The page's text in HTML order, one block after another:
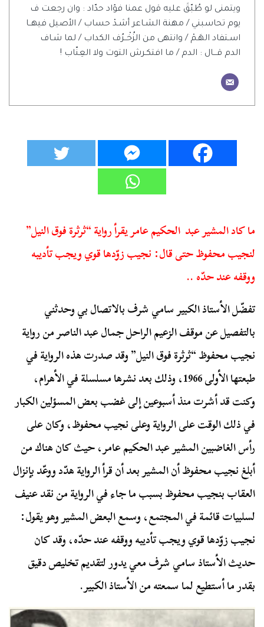
ويتمنى لو طُبّقَ عليه قول عمنا فؤاد حدّاد : وان رجعت ف
يوم تحاسبني / مهنة الشـاعر أشـدْ حساب / الأصيل فيهــا
اسـتفاد الهَـمْ / وانتهى من الزُخْــرُف الكداب / لما شـاف
الدم قـــال : الدم / ما افتكـرش التوت ولا العِنّاب !
ما كاد المشير عبد الحكيم عامر يقرأ رواية “ثرثرة فوق النيل”
لنجيب محفوظ حتى قال: نجيب زوّدها قوي ويجب تأديبه
ووقفه عند حدّه ..
تفضّل الأستاذ الكبير سامي شرف بالاتصال بي وحدثني
بالتفصيل عن موقف الزعيم الراحل جمال عبد الناصر من رواية
نجيب محفوظ “ثرثرة فوق النيل” وقد صدرت هذه الرواية في
طبعتها الأولى 1966، وذلك بعد نشرها مسلسلة في الأهرام،
وكنت قد أشرت منذ أسبوعين إلى غضب بعض المسؤلين الكبار
في ذلك الوقت على الرواية وعلى نجيب محفوظ، وكان على
رأس الغاضبين المشير عبد الحكيم عامر، حيث كان هناك من
أبلغ نجيب محفوظ أن المشير بعد أن قرأ الرواية هدّد ووعّد بإنزال
العقاب بنجيب محفوظ بسبب ما جاء في الرواية من نقد عنيف
لسلبيات قائمة في المجتمع، وسمع البعض المشير وهو يقول:
نجيب زوّدها قوي ويجب تأديبه ووقفه عند حدّه، وقد كان
حديث الأستاذ سامي شرف معي يدور لتقديم تخليص دقيق
بقدر ما أستطيع لما سمعته من الأستاذ الكبير.